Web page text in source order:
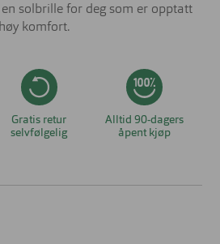
en solbrille for deg som er opptatt
komfort.
Gratis retur
selvfølgelig
Alltid 90-dagers
åpent kjøp